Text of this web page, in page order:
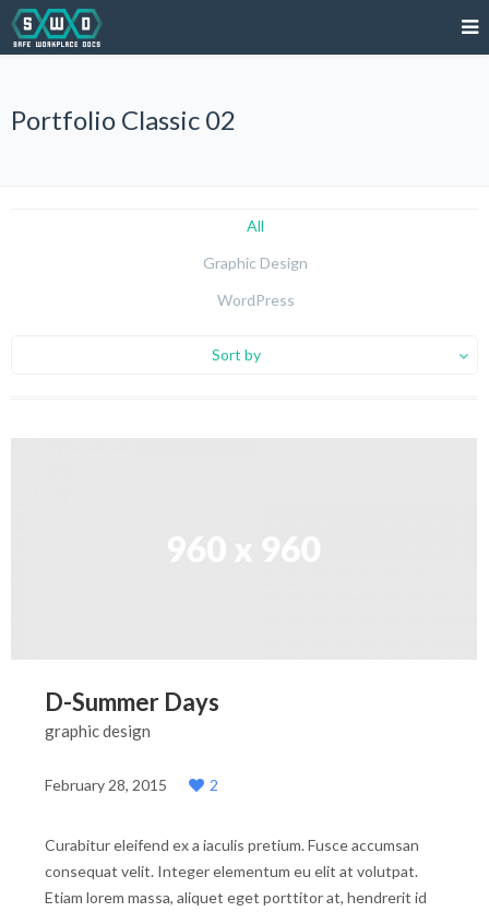
Portfolio Classic 02
All
Graphic Design
WordPress
Sort by
D-Summer Days
graphic design
February 28, 2015 2
Curabitur eleifend ex a iaculis pretium. Fusce accumsan
consequat velit. Integer elementum eu elit at volutpat.
Etiam lorem massa, aliquet eget porttitor at, hendrerit id